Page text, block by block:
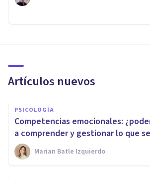
Artículos nuevos
PSICOLOGÍA
Competencias emocionales:
a comprender y gestionar lo que
Marian Batle Izquierdo